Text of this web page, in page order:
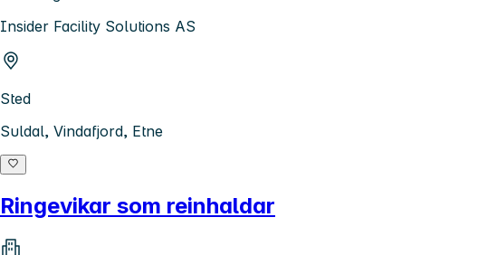
Insider Facility Solutions AS
Sted
Suldal, Vindafjord, Etne
Ringevikar som reinhaldar